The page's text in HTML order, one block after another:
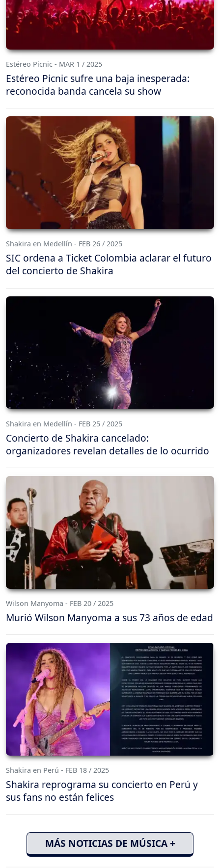
Estéreo Picnic - MAR 1 / 2025
Estéreo Picnic sufre una baja inesperada:
reconocida banda cancela su show
Shakira en Medellín - FEB 26 / 2025
SIC ordena a Ticket Colombia aclarar el futuro
del concierto de Shakira
Shakira en Medellín - FEB 25 / 2025
Concierto de Shakira cancelado:
organizadores revelan detalles de lo ocurrido
Wilson Manyoma - FEB 20 / 2025
Murió Wilson Manyoma a sus 73 años de edad
Shakira en Perú - FEB 18 / 2025
Shakira reprograma su concierto en Perú y
sus fans no están felices
MÁS NOTICIAS DE MÚSICA +